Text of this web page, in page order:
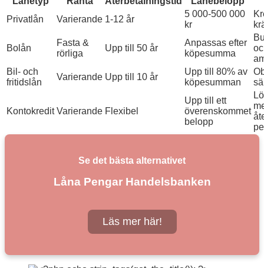
Privatlån
Varierande 1-12 år
5 000-500 000
kr
Bolån
Fasta &
rörliga
Upp till 50 år
Anpassas efter
köpesumma
Bil- och
fritidslån
Varierande Upp till 10 år
Upp till 80% av
köpesumman
Kontokredit Varierande Flexibel
Upp till ett
överenskommet
belopp
Se det bästa alternativet
Låna Pengar Handelsbanken
Läs mer här!